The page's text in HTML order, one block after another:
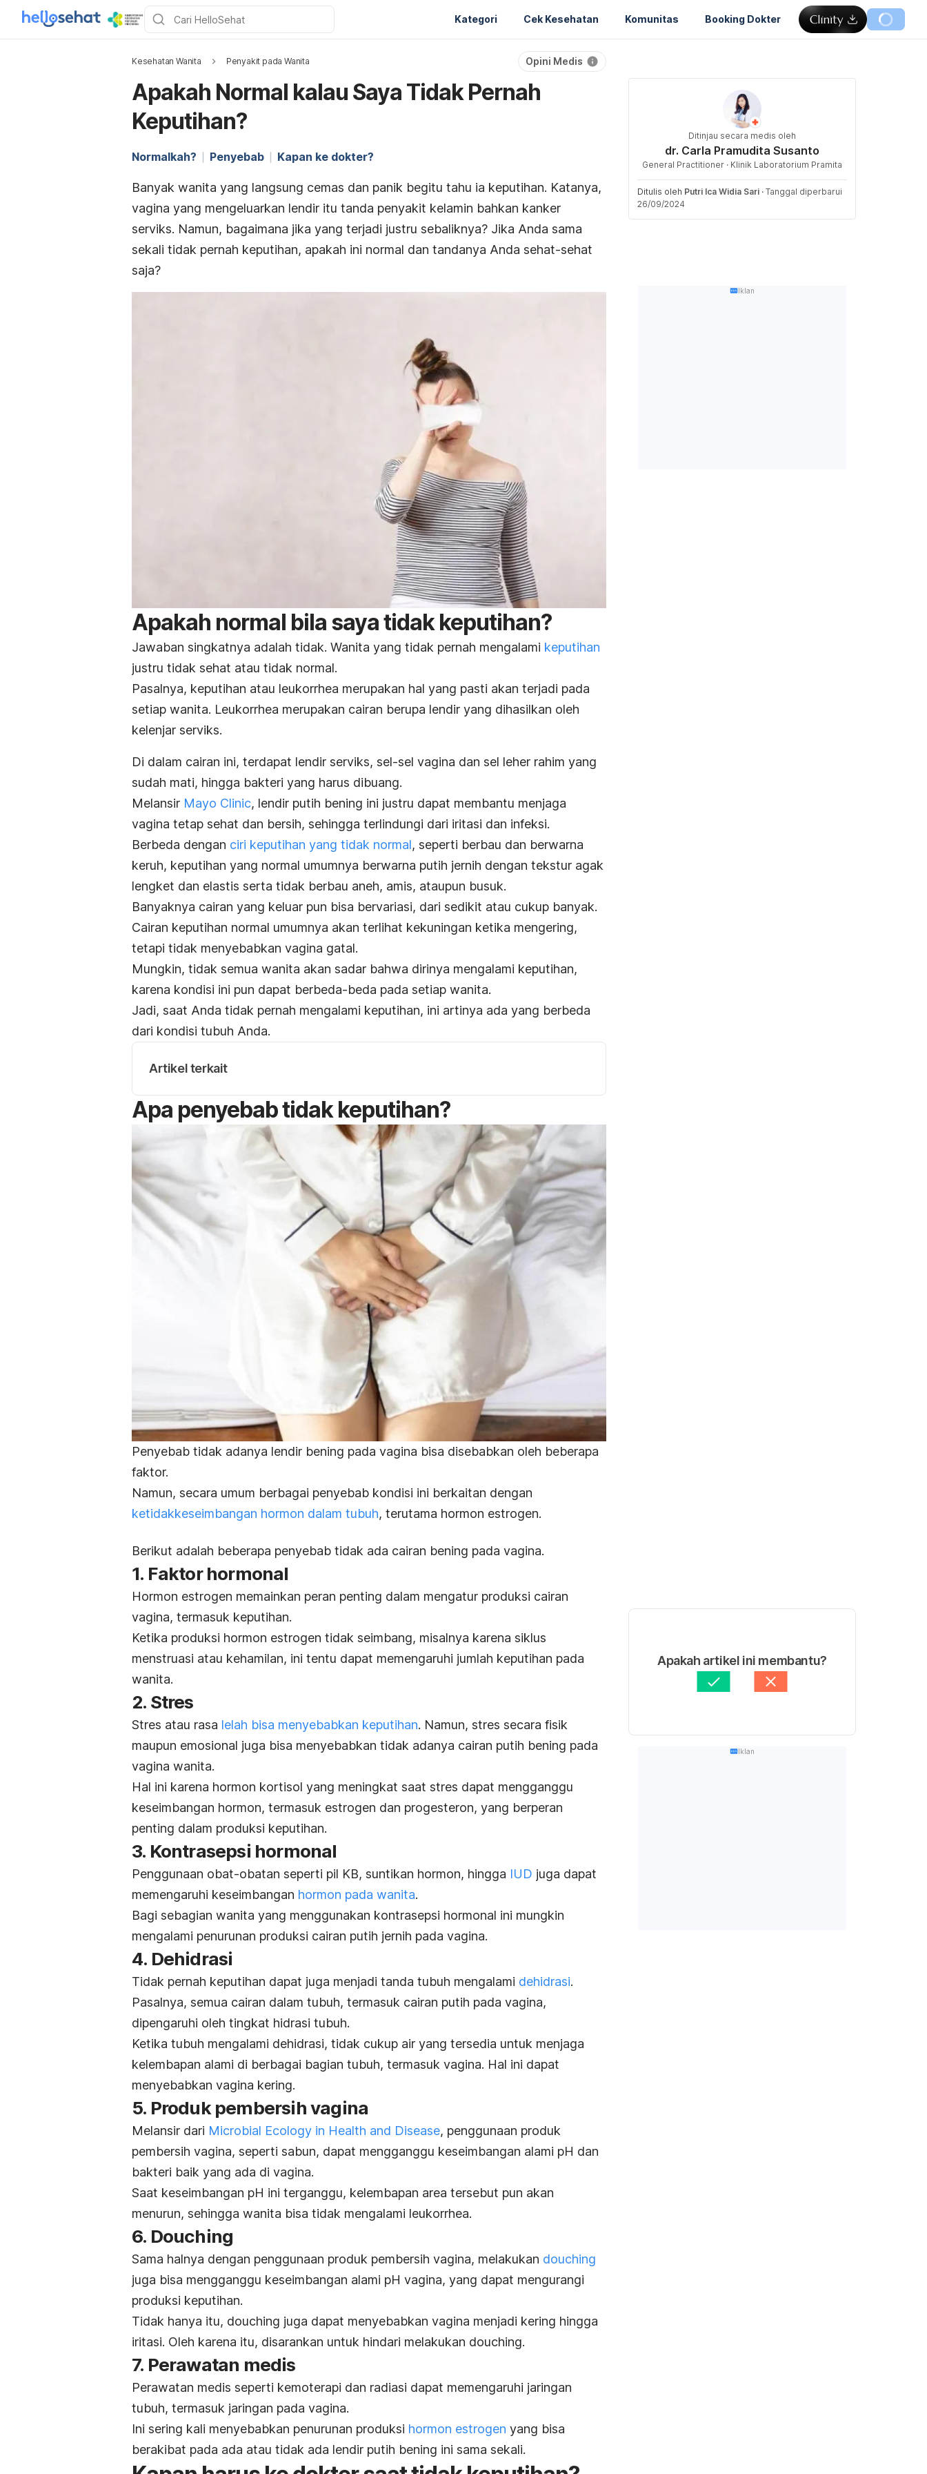
Kategori Cek Kesehatan Komunitas Booking Dokter
Kesehatan Wanita Penyakit pada Wanita Opini Medis
Apakah Normal kalau Saya Tidak Pernah
Keputihan?
Normalkah? Penyebab Kapan ke dokter?
Banyak wanita yang langsung cemas dan panik begitu tahu ia keputihan. Katanya,
vagina yang mengeluarkan lendir itu tanda penyakit kelamin bahkan kanker
serviks. Namun, bagaimana jika yang terjadi justru sebaliknya? Jika Anda sama
sekali tidak pernah keputihan, apakah ini normal dan tandanya Anda sehat-sehat
saja?
Apakah normal bila saya tidak keputihan?
Jawaban singkatnya adalah tidak. Wanita yang tidak pernah mengalami keputihan
justru tidak sehat atau tidak normal.
Pasalnya, keputihan atau leukorrhea merupakan hal yang pasti akan terjadi pada
setiap wanita. Leukorrhea merupakan cairan berupa lendir yang dihasilkan oleh
kelenjar serviks.
Di dalam cairan ini, terdapat lendir serviks, sel-sel vagina dan sel leher rahim yang
sudah mati, hingga bakteri yang harus dibuang.
Melansir Mayo Clinic, lendir putih bening ini justru dapat membantu menjaga
vagina tetap sehat dan bersih, sehingga terlindungi dari iritasi dan infeksi.
Berbeda dengan ciri keputihan yang tidak normal, seperti berbau dan berwarna
keruh, keputihan yang normal umumnya berwarna putih jernih dengan tekstur agak
lengket dan elastis serta tidak berbau aneh, amis, ataupun busuk.
Banyaknya cairan yang keluar pun bisa bervariasi, dari sedikit atau cukup banyak.
Cairan keputihan normal umumnya akan terlihat kekuningan ketika mengering,
tetapi tidak menyebabkan vagina gatal.
Mungkin, tidak semua wanita akan sadar bahwa dirinya mengalami keputihan,
karena kondisi ini pun dapat berbeda-beda pada setiap wanita.
Jadi, saat Anda tidak pernah mengalami keputihan, ini artinya ada yang berbeda
dari kondisi tubuh Anda.
Artikel terkait
Apa penyebab tidak keputihan?
Penyebab tidak adanya lendir bening pada vagina bisa disebabkan oleh beberapa
faktor.
Namun, secara umum berbagai penyebab kondisi ini berkaitan dengan
ketidakkeseimbangan hormon dalam tubuh, terutama hormon estrogen.
Berikut adalah beberapa penyebab tidak ada cairan bening pada vagina.
1. Faktor hormonal
Hormon estrogen memainkan peran penting dalam mengatur produksi cairan
vagina, termasuk keputihan.
Ketika produksi hormon estrogen tidak seimbang, misalnya karena siklus
menstruasi atau kehamilan, ini tentu dapat memengaruhi jumlah keputihan pada
wanita.
2. Stres
Stres atau rasa lelah bisa menyebabkan keputihan. Namun, stres secara fisik
maupun emosional juga bisa menyebabkan tidak adanya cairan putih bening pada
vagina wanita.
Hal ini karena hormon kortisol yang meningkat saat stres dapat mengganggu
keseimbangan hormon, termasuk estrogen dan progesteron, yang berperan
penting dalam produksi keputihan.
3. Kontrasepsi hormonal
Penggunaan obat-obatan seperti pil KB, suntikan hormon, hingga IUD juga dapat
memengaruhi keseimbangan hormon pada wanita.
Bagi sebagian wanita yang menggunakan kontrasepsi hormonal ini mungkin
mengalami penurunan produksi cairan putih jernih pada vagina.
4. Dehidrasi
Tidak pernah keputihan dapat juga menjadi tanda tubuh mengalami dehidrasi.
Pasalnya, semua cairan dalam tubuh, termasuk cairan putih pada vagina,
dipengaruhi oleh tingkat hidrasi tubuh.
Ketika tubuh mengalami dehidrasi, tidak cukup air yang tersedia untuk menjaga
kelembapan alami di berbagai bagian tubuh, termasuk vagina. Hal ini dapat
menyebabkan vagina kering.
5. Produk pembersih vagina
Melansir dari Microbial Ecology in Health and Disease, penggunaan produk
pembersih vagina, seperti sabun, dapat mengganggu keseimbangan alami pH dan
bakteri baik yang ada di vagina.
Saat keseimbangan pH ini terganggu, kelembapan area tersebut pun akan
menurun, sehingga wanita bisa tidak mengalami leukorrhea.
6. Douching
Sama halnya dengan penggunaan produk pembersih vagina, melakukan douching
juga bisa mengganggu keseimbangan alami pH vagina, yang dapat mengurangi
produksi keputihan.
Tidak hanya itu, douching juga dapat menyebabkan vagina menjadi kering hingga
iritasi. Oleh karena itu, disarankan untuk hindari melakukan douching.
7. Perawatan medis
Perawatan medis seperti kemoterapi dan radiasi dapat memengaruhi jaringan
tubuh, termasuk jaringan pada vagina.
Ini sering kali menyebabkan penurunan produksi hormon estrogen yang bisa
berakibat pada ada atau tidak ada lendir putih bening ini sama sekali.
Ditinjau secara medis oleh
dr. Carla Pramudita Susanto
General Practitioner · Klinik Laboratorium Pramita
Ditulis oleh Putri Ica Widia Sari · Tanggal diperbarui
26/09/2024
Iklan
Apakah artikel ini membantu?
Iklan